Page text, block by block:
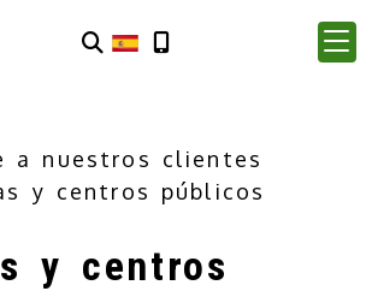
a nuestros clientes
y centros públicos
y centros